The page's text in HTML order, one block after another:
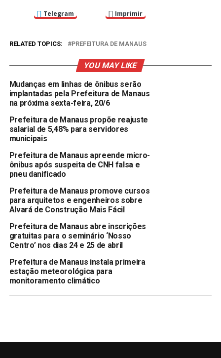
Telegram Imprimir
RELATED TOPICS: PREFEITURA DE MANAUS
YOU MAY LIKE
Mudanças em linhas de ônibus serão
implantadas pela Prefeitura de Manaus
na próxima sexta-feira, 20/6
Prefeitura de Manaus propõe reajuste
salarial de 5,48% para servidores
municipais
Prefeitura de Manaus apreende micro-
ônibus após suspeita de CNH falsa e
pneu danificado
Prefeitura de Manaus promove cursos
para arquitetos e engenheiros sobre
Alvará de Construção Mais Fácil
Prefeitura de Manaus abre inscrições
gratuitas para o seminário ‘Nosso
Centro’ nos dias 24 e 25 de abril
Prefeitura de Manaus instala primeira
estação meteorológica para
monitoramento climático